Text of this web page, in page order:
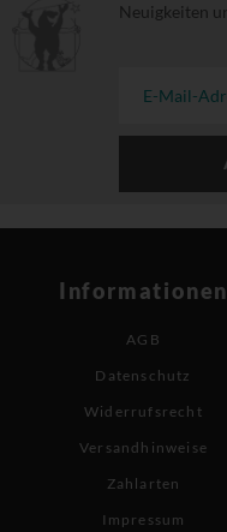
Neuigkeiten
Informationen
AGB
Datenschutz
Widerrufsrecht
Versandhinweise
Zahlarten
Impressum